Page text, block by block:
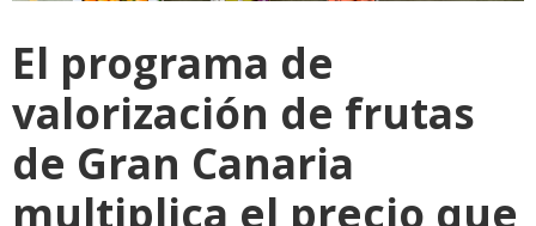
El programa de
valorización de frutas
de Gran Canaria
multiplica el precio que